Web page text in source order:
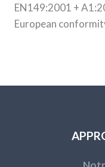
EN149:2001 +
European